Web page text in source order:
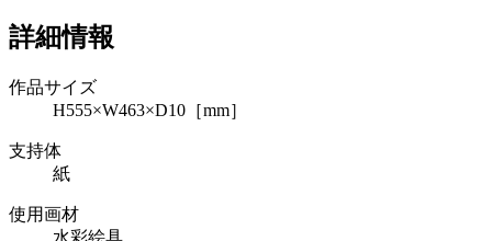
詳細情報
作品サイズ
H555×W463×D10［mm］
支持体
紙
使用画材